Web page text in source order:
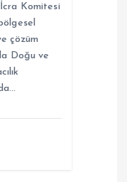
Komitesi
çözüm
Doğu ve